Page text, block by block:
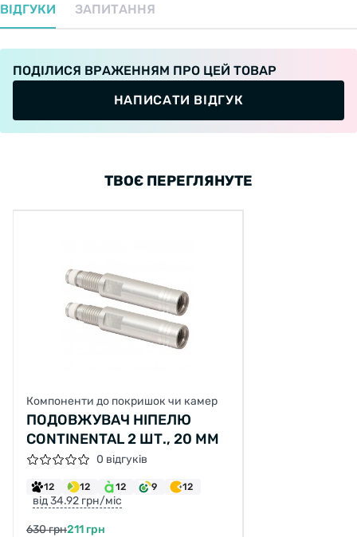
ВІДГУКИ ЗАПИТАННЯ
ПОДІЛИСЯ ВРАЖЕННЯМ ПРО ЦЕЙ ТОВАР
НАПИСАТИ ВІДГУК
ТВОЄ ПЕРЕГЛЯНУТЕ
Компоненти до покришок чи камер
ПОДОВЖУВАЧ НІПЕЛЮ
CONTINENTAL 2 ШТ., 20 ММ
0 відгуків
12 12 12 9 12
від 34.92 грн/міс
630 грн211 грн